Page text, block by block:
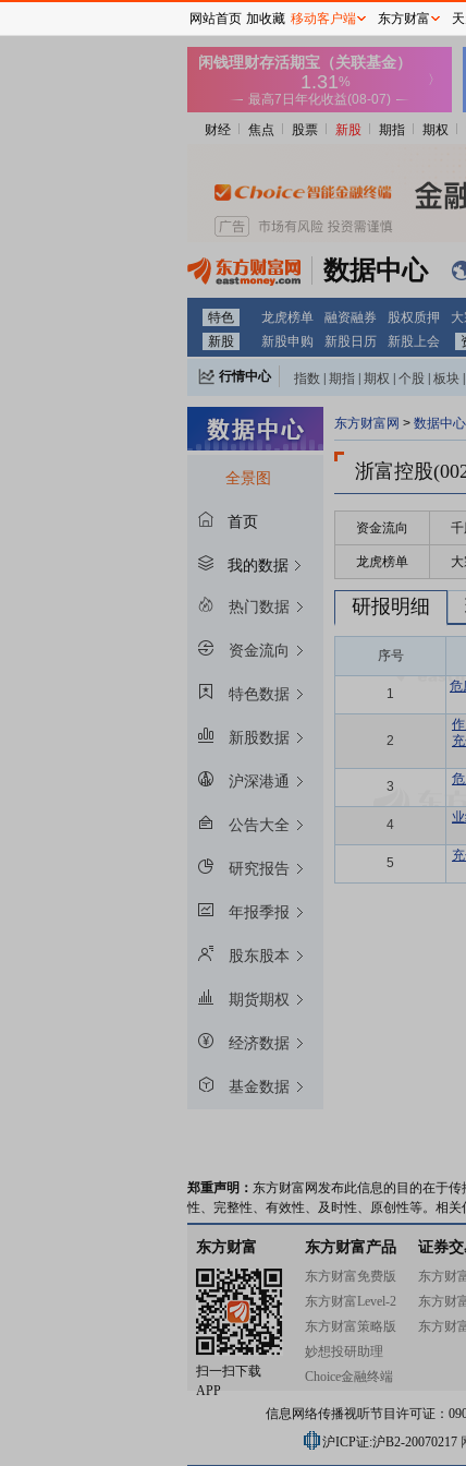
财经 焦点 股票 新股 期指 期权
数据中心
特色 龙虎榜单 融资融券 股权质押
新股
新股申购 新股日历 新股上会
行情中心 指数 期指 期权 个股 板块
全景图
首页
我的数据
热门数据
资金流向
特色数据
新股数据
沪深港通
公告大全
研究报告
年报季报
股东股本
期货期权
经济数据
基金数据
东方财富网 > 数据中心
浙富控股
资金流向
龙虎榜单
研报明细
序号
1
危
2
3
4
5
郑重声明： 东方财富网发布此信息的目的在于
性、完整性、有效性、及时性、原创性等。相
东方财富
扫一扫下载
APP
东方财富产品
东方财富免费版
东方财富Level-2
东方财富策略版
妙想投研助理
Choice金融终端
证券
东方财
东方财
东方财
信息网络传播视听节目许可证：
沪ICP证:沪B2-20070217
网站首页 加收藏 移动客户端 东方财富